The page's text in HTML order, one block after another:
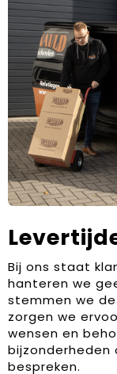
Bij ons staat
hanteren we
stemmen we
zorgen we
wensen en
bespreken.